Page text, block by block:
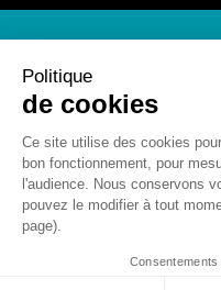
©
Politique
de cookies
Ce site utilise des cookies
bon fonctionnement, pour
l'audience. Nous conservons
pouvez le modifier à tout
page).